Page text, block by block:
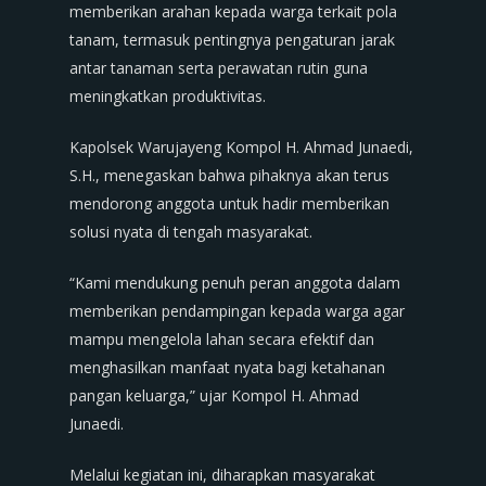
memberikan arahan kepada warga terkait pola
tanam, termasuk pentingnya pengaturan jarak
antar tanaman serta perawatan rutin guna
meningkatkan produktivitas.
Kapolsek Warujayeng Kompol H. Ahmad Junaedi,
S.H., menegaskan bahwa pihaknya akan terus
mendorong anggota untuk hadir memberikan
solusi nyata di tengah masyarakat.
“Kami mendukung penuh peran anggota dalam
memberikan pendampingan kepada warga agar
mampu mengelola lahan secara efektif dan
menghasilkan manfaat nyata bagi ketahanan
pangan keluarga,” ujar Kompol H. Ahmad
Junaedi.
Melalui kegiatan ini, diharapkan masyarakat